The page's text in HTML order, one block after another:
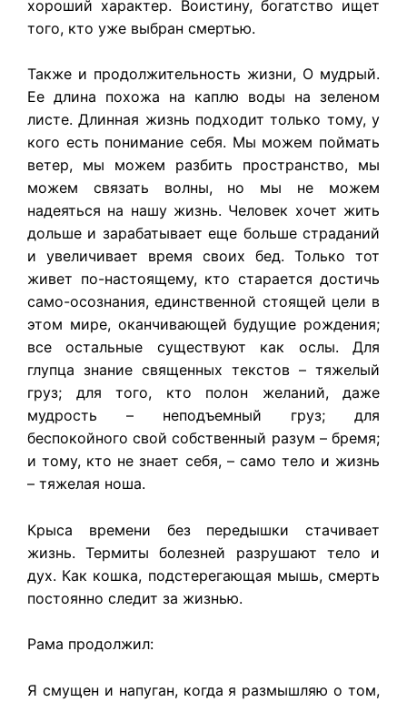
хороший характер. Воистину, богатство ищет
того, кто уже выбран смертью.
Также и продолжительность жизни, О мудрый.
Ее длина похожа на каплю воды на зеленом
листе. Длинная жизнь подходит только тому, у
кого есть понимание себя. Мы можем поймать
ветер, мы можем разбить пространство, мы
можем связать волны, но мы не можем
надеяться на нашу жизнь. Человек хочет жить
дольше и зарабатывает еще больше страданий
и увеличивает время своих бед. Только тот
живет по-настоящему, кто старается достичь
само-осознания, единственной стоящей цели в
этом мире, оканчивающей будущие рождения;
все остальные существуют как ослы. Для
глупца знание священных текстов – тяжелый
груз; для того, кто полон желаний, даже
мудрость – неподъемный груз; для
беспокойного свой собственный разум – бремя;
и тому, кто не знает себя, – само тело и жизнь
– тяжелая ноша.
Крыса времени без передышки стачивает
жизнь. Термиты болезней разрушают тело и
дух. Как кошка, подстерегающая мышь, смерть
постоянно следит за жизнью.
Рама продолжил:
Я смущен и напуган, когда я размышляю о том,